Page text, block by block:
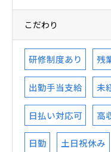
こだわり
研修制度あり 残
出勤手当支給 未
日払い対応可 高
日勤 土日祝休み